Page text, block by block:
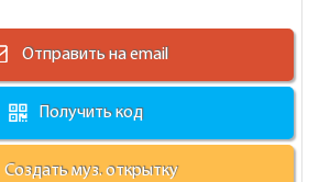
Отправить на email
Получить код
Создать муз. открытку